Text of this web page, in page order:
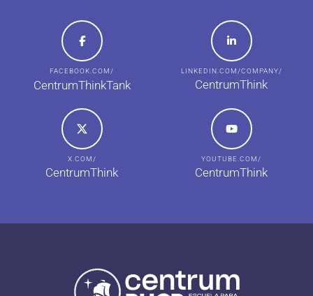
FACEBOOK.COM/
CentrumThinkTank
LINKEDIN.COM/COMPANY/
CentrumThink
X.COM/
CentrumThink
YOUTUBE.COM/
CentrumThink